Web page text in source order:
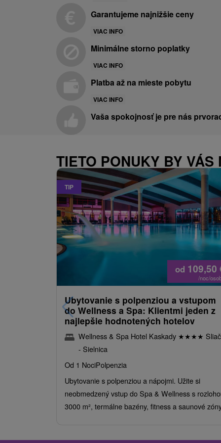
Garantujeme najnižšie ceny
VIAC INFO
Minimálne storno poplatky
VIAC INFO
Platba až na mieste pobytu
VIAC INFO
Vaša spokojnosť je pre nás
TIETO PONUKY BY
TIP
od 109,50
/noc/
Ubytovanie s polpenziou a vstupom
do Wellness a Spa: Klientmi jeden z
najlepšie hodnotených hotelov
Wellness & Spa Hotel Kaskady ★★★★ Sliač
- Sielnica
Od 1 NociPolpenzia
Ubytovanie s polpenziou a nápojmi. Užite si
neobmedzený vstup do Spa & Wellness s
3000 m², termálne bazény, fitness a saunové